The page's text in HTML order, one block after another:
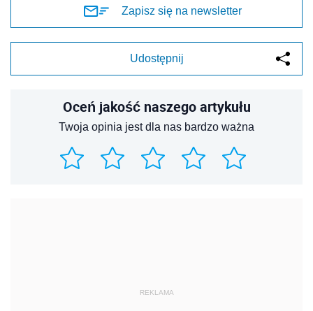
Zapisz się na newsletter
Udostępnij
Oceń jakość naszego artykułu
Twoja opinia jest dla nas bardzo ważna
REKLAMA